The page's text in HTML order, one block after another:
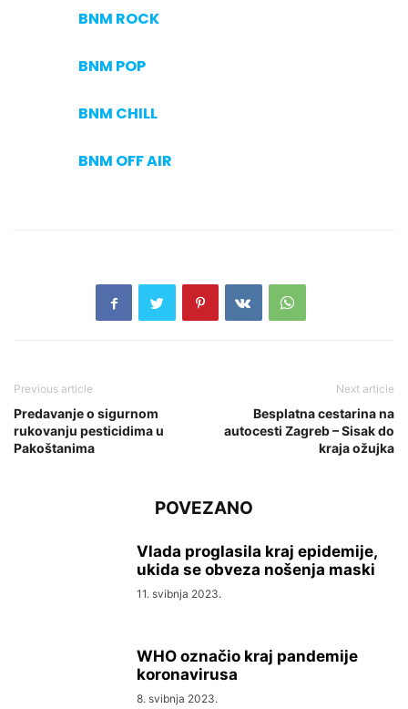
BNM ROCK
BNM POP
BNM CHILL
BNM OFF AIR
Previous article
Predavanje o sigurnom
rukovanju pesticidima u
Pakoštanima
Next article
Besplatna cestarina na
autocesti Zagreb – Sisak do
kraja ožujka
POVEZANO
Vlada proglasila kraj epidemije,
ukida se obveza nošenja maski
11. svibnja 2023.
WHO označio kraj pandemije
koronavirusa
8. svibnja 2023.